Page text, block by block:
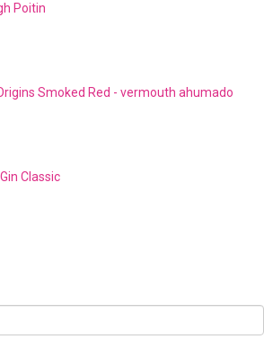
Poitin
Smoked Red - vermouth ahumado
Classic